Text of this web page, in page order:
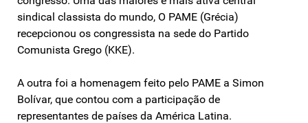
sindical classista do mundo, O PAME (Grécia)
recepcionou os congressista na sede do Partido
Comunista Grego (KKE).
A outra foi a homenagem feito pelo PAME a Simon
Bolívar, que contou com a participação de
representantes de países da América Latina.